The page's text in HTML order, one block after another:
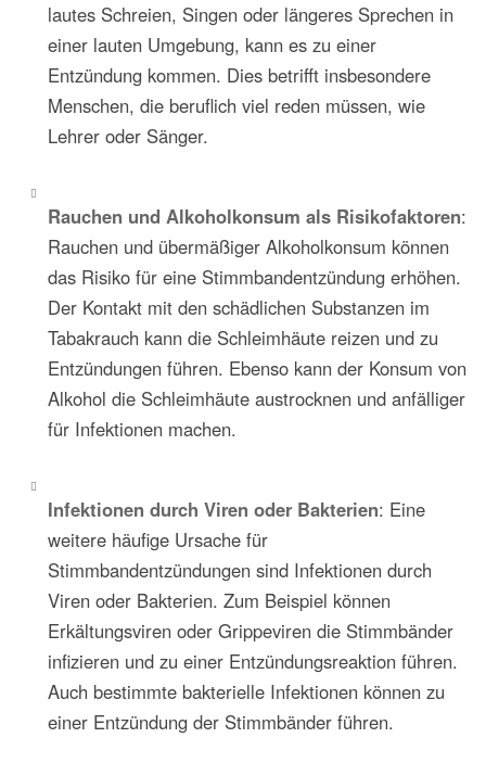
lautes Schreien, Singen oder längeres Sprechen in
einer lauten Umgebung, kann es zu einer
Entzündung kommen. Dies betrifft insbesondere
Menschen, die beruflich viel reden müssen, wie
Lehrer oder Sänger.
Rauchen und Alkoholkonsum als Risikofaktoren:
Rauchen und übermäßiger Alkoholkonsum können
das Risiko für eine Stimmbandentzündung erhöhen.
Der Kontakt mit den schädlichen Substanzen im
Tabakrauch kann die Schleimhäute reizen und zu
Entzündungen führen. Ebenso kann der Konsum von
Alkohol die Schleimhäute austrocknen und anfälliger
für Infektionen machen.
Infektionen durch Viren oder Bakterien: Eine
weitere häufige Ursache für
Stimmbandentzündungen sind Infektionen durch
Viren oder Bakterien. Zum Beispiel können
Erkältungsviren oder Grippeviren die Stimmbänder
infizieren und zu einer Entzündungsreaktion führen.
Auch bestimmte bakterielle Infektionen können zu
einer Entzündung der Stimmbänder führen.